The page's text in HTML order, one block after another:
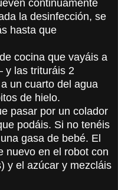
continuamente
la desinfección, se
hasta que
cocina que vayáis a
y las trituráis 2
un cuarto del agua
de hielo.
pasar por un colador
podáis. Si no tenéis
gasa de bebé. El
nuevo en el robot con
y el azúcar y mezcláis